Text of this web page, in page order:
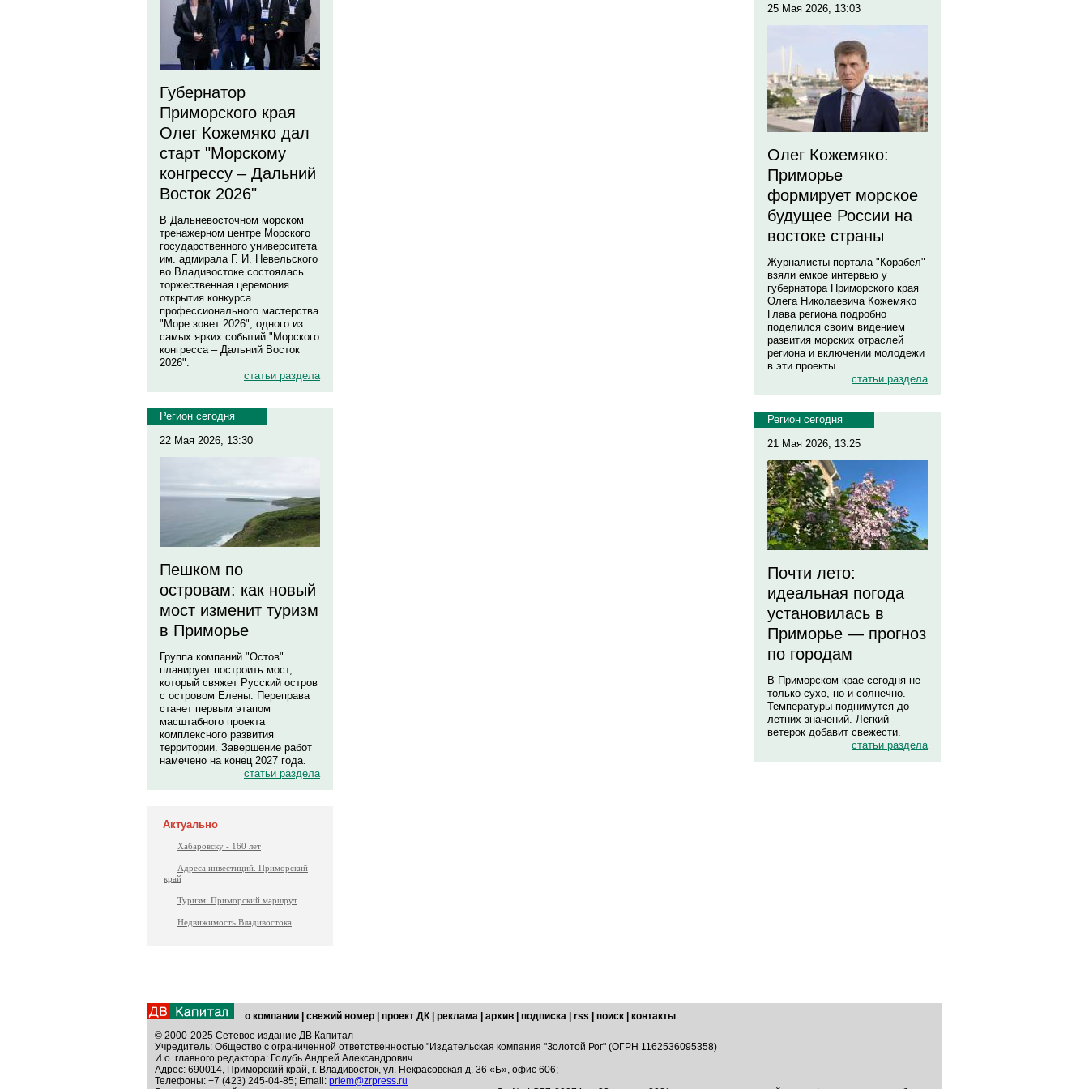
Губернатор
Приморского края
Олег Кожемяко дал
старт "Морскому
конгрессу – Дальний
Восток 2026"
В Дальневосточном морском
тренажерном центре Морского
государственного университета
им. адмирала Г. И. Невельского
во Владивостоке состоялась
торжественная церемония
открытия конкурса
профессионального мастерства
"Море зовет 2026", одного из
самых ярких событий "Морского
конгресса – Дальний Восток
2026".
статьи раздела
Регион сегодня
22 Мая 2026, 13:30
Пешком по
островам: как новый
мост изменит туризм
в Приморье
Группа компаний "Остов"
планирует построить мост,
который свяжет Русский остров
с островом Елены. Переправа
станет первым этапом
масштабного проекта
комплексного развития
территории. Завершение работ
намечено на конец 2027 года.
статьи раздела
Актуально
Хабаровску - 160 лет
Адреса инвестиций. Приморский
край
Туризм: Приморский маршрут
Недвижимость Владивостока
25 Мая 2026, 13:03
Олег Кожемяко:
Приморье
формирует морское
будущее России на
востоке страны
Журналисты портала "Корабел"
взяли емкое интервью у
губернатора Приморского края
Олега Николаевича Кожемяко
Глава региона подробно
поделился своим видением
развития морских отраслей
региона и включении молодежи
в эти проекты.
статьи раздела
Регион сегодня
21 Мая 2026, 13:25
Почти лето:
идеальная погода
установилась в
Приморье — прогноз
по городам
В Приморском крае сегодня не
только сухо, но и солнечно.
Температуры поднимутся до
летних значений. Легкий
ветерок добавит свежести.
статьи раздела
о компании свежий номер проект ДК реклама архив подписка rss поиск
контакты
© 2000-2025 Сетевое издание ДВ Капитал
Учредитель: Общество с ограниченной ответственностью "Издательская компания "Золотой Рог" (ОГРН 1162536095358)
И.о. главного редактора: Голубь Андрей Александрович
Адрес: 690014, Приморский край, г. Владивосток, ул. Некрасовская д. 36 «Б», офис 606;
Телефоны: +7 (423) 245-04-85; Email: priem@zrpress.ru